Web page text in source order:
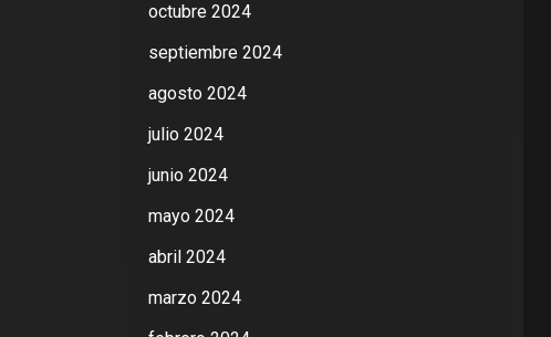
octubre 2024
septiembre 2024
agosto 2024
julio 2024
junio 2024
mayo 2024
abril 2024
marzo 2024